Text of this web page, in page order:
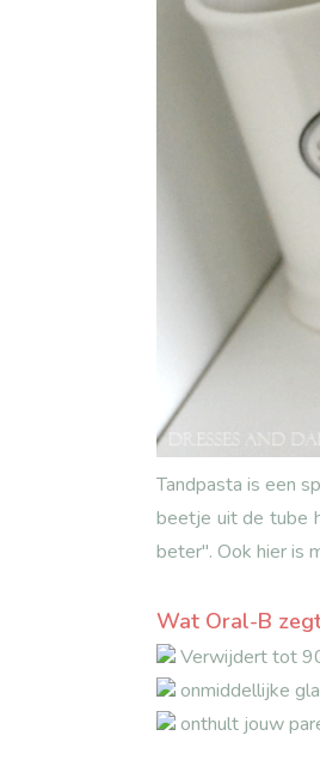
Tandpasta is een
beetje uit de tube
beter". Ook hier is
Wat Oral-B
Verwijdert tot
onmiddellijke
onthult jouw